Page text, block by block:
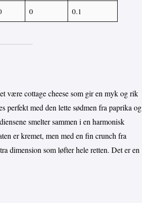
0 0.1
være cottage cheese som gir en myk og rik
perfekt med den lette sødmen fra paprika og
smelter sammen i en harmonisk
er kremet, men med en fin crunch fra
dimension som løfter hele retten. Det er en